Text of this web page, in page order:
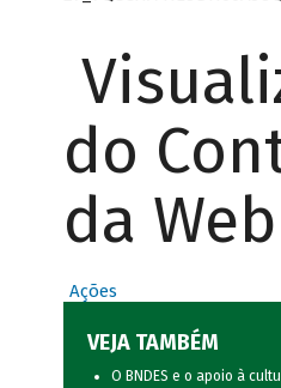
do
da Web
Ações
VEJA TAMBÉM
O BNDES e o apoio à